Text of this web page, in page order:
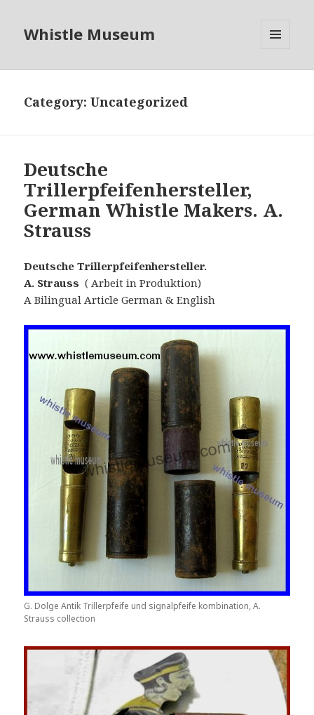
Whistle Museum
Category:Uncategorized
Deutsche
Trillerpfeifenhersteller,
German Whistle Makers. A.
Strauss
Deutsche Trillerpfeifenhersteller.
A. Strauss ( Arbeit in Produktion)
A Bilingual Article German & English
G. Dolge Antik Trillerpfeife und signalpfeife kombination, A.
Strauss collection